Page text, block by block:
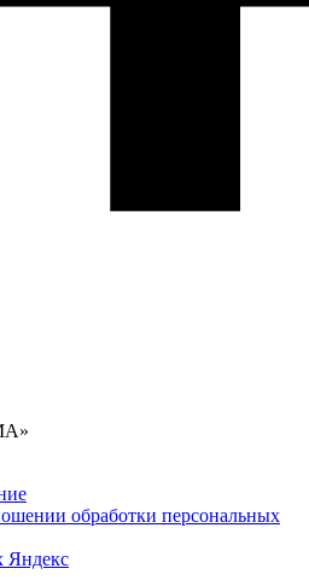
обработки персональных
Яндекс